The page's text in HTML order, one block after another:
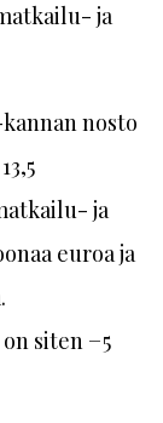
ja
nosto
ja
euroa ja
siten −5